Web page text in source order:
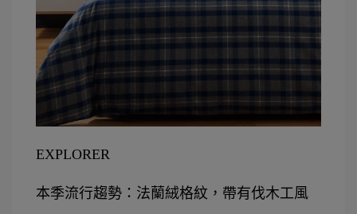
EXPLORER
本季流行趨勢：法蘭絨格紋，帶有伐木工風